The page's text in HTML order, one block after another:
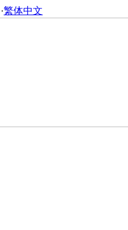
·繁体中文